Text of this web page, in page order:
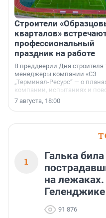
Строители
кварталов»
профессиональный
праздник на работе
В преддверии Дня строителя
менеджеры компании «СЗ
„Терминал-Ресурс“ — о
компании, испытаниях и
осторожного оптимизма.
7 августа, 18:00
1
Галька
на
91 876